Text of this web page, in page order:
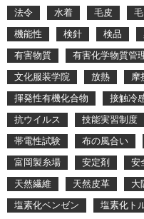
法令
水着 毛皮
機能性
検針 検品
有害物質
有害化学物質管
文化服装学院
放熱 摩
揮発性有機化合物
接触冷
抗ウイルス
技能実習制度
帯電性試験
布の風合い
富岡製糸場
安定剤 安
天然繊維
天然皮革 大
塩素化ベンゼン
塩素化ト